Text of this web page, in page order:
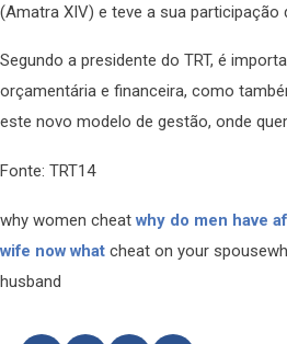
(Amatra XIV) e teve a sua participação
Segundo a presidente do TRT, é
orçamentária e financeira, como
este novo modelo de gestão, onde
Fonte: TRT14
why women cheat why do men have
wife now what cheat on your
husband